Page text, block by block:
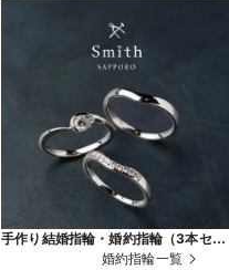
手作り結婚指輪・婚約指輪（3本セッ
ト） ワックス制作コース
婚約指輪一覧